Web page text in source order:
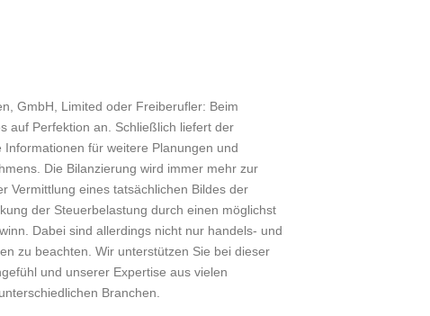
GmbH, Limited oder Freiberufler: Beim
auf Perfektion an. Schließlich liefert der
für weitere Planungen und
Die Bilanzierung wird immer mehr zur
Vermittlung eines tatsächlichen Bildes der
der Steuerbelastung durch einen möglichst
Dabei sind allerdings nicht nur handels- und
zu beachten. Wir unterstützen Sie bei dieser
und unserer Expertise aus vielen
Branchen.